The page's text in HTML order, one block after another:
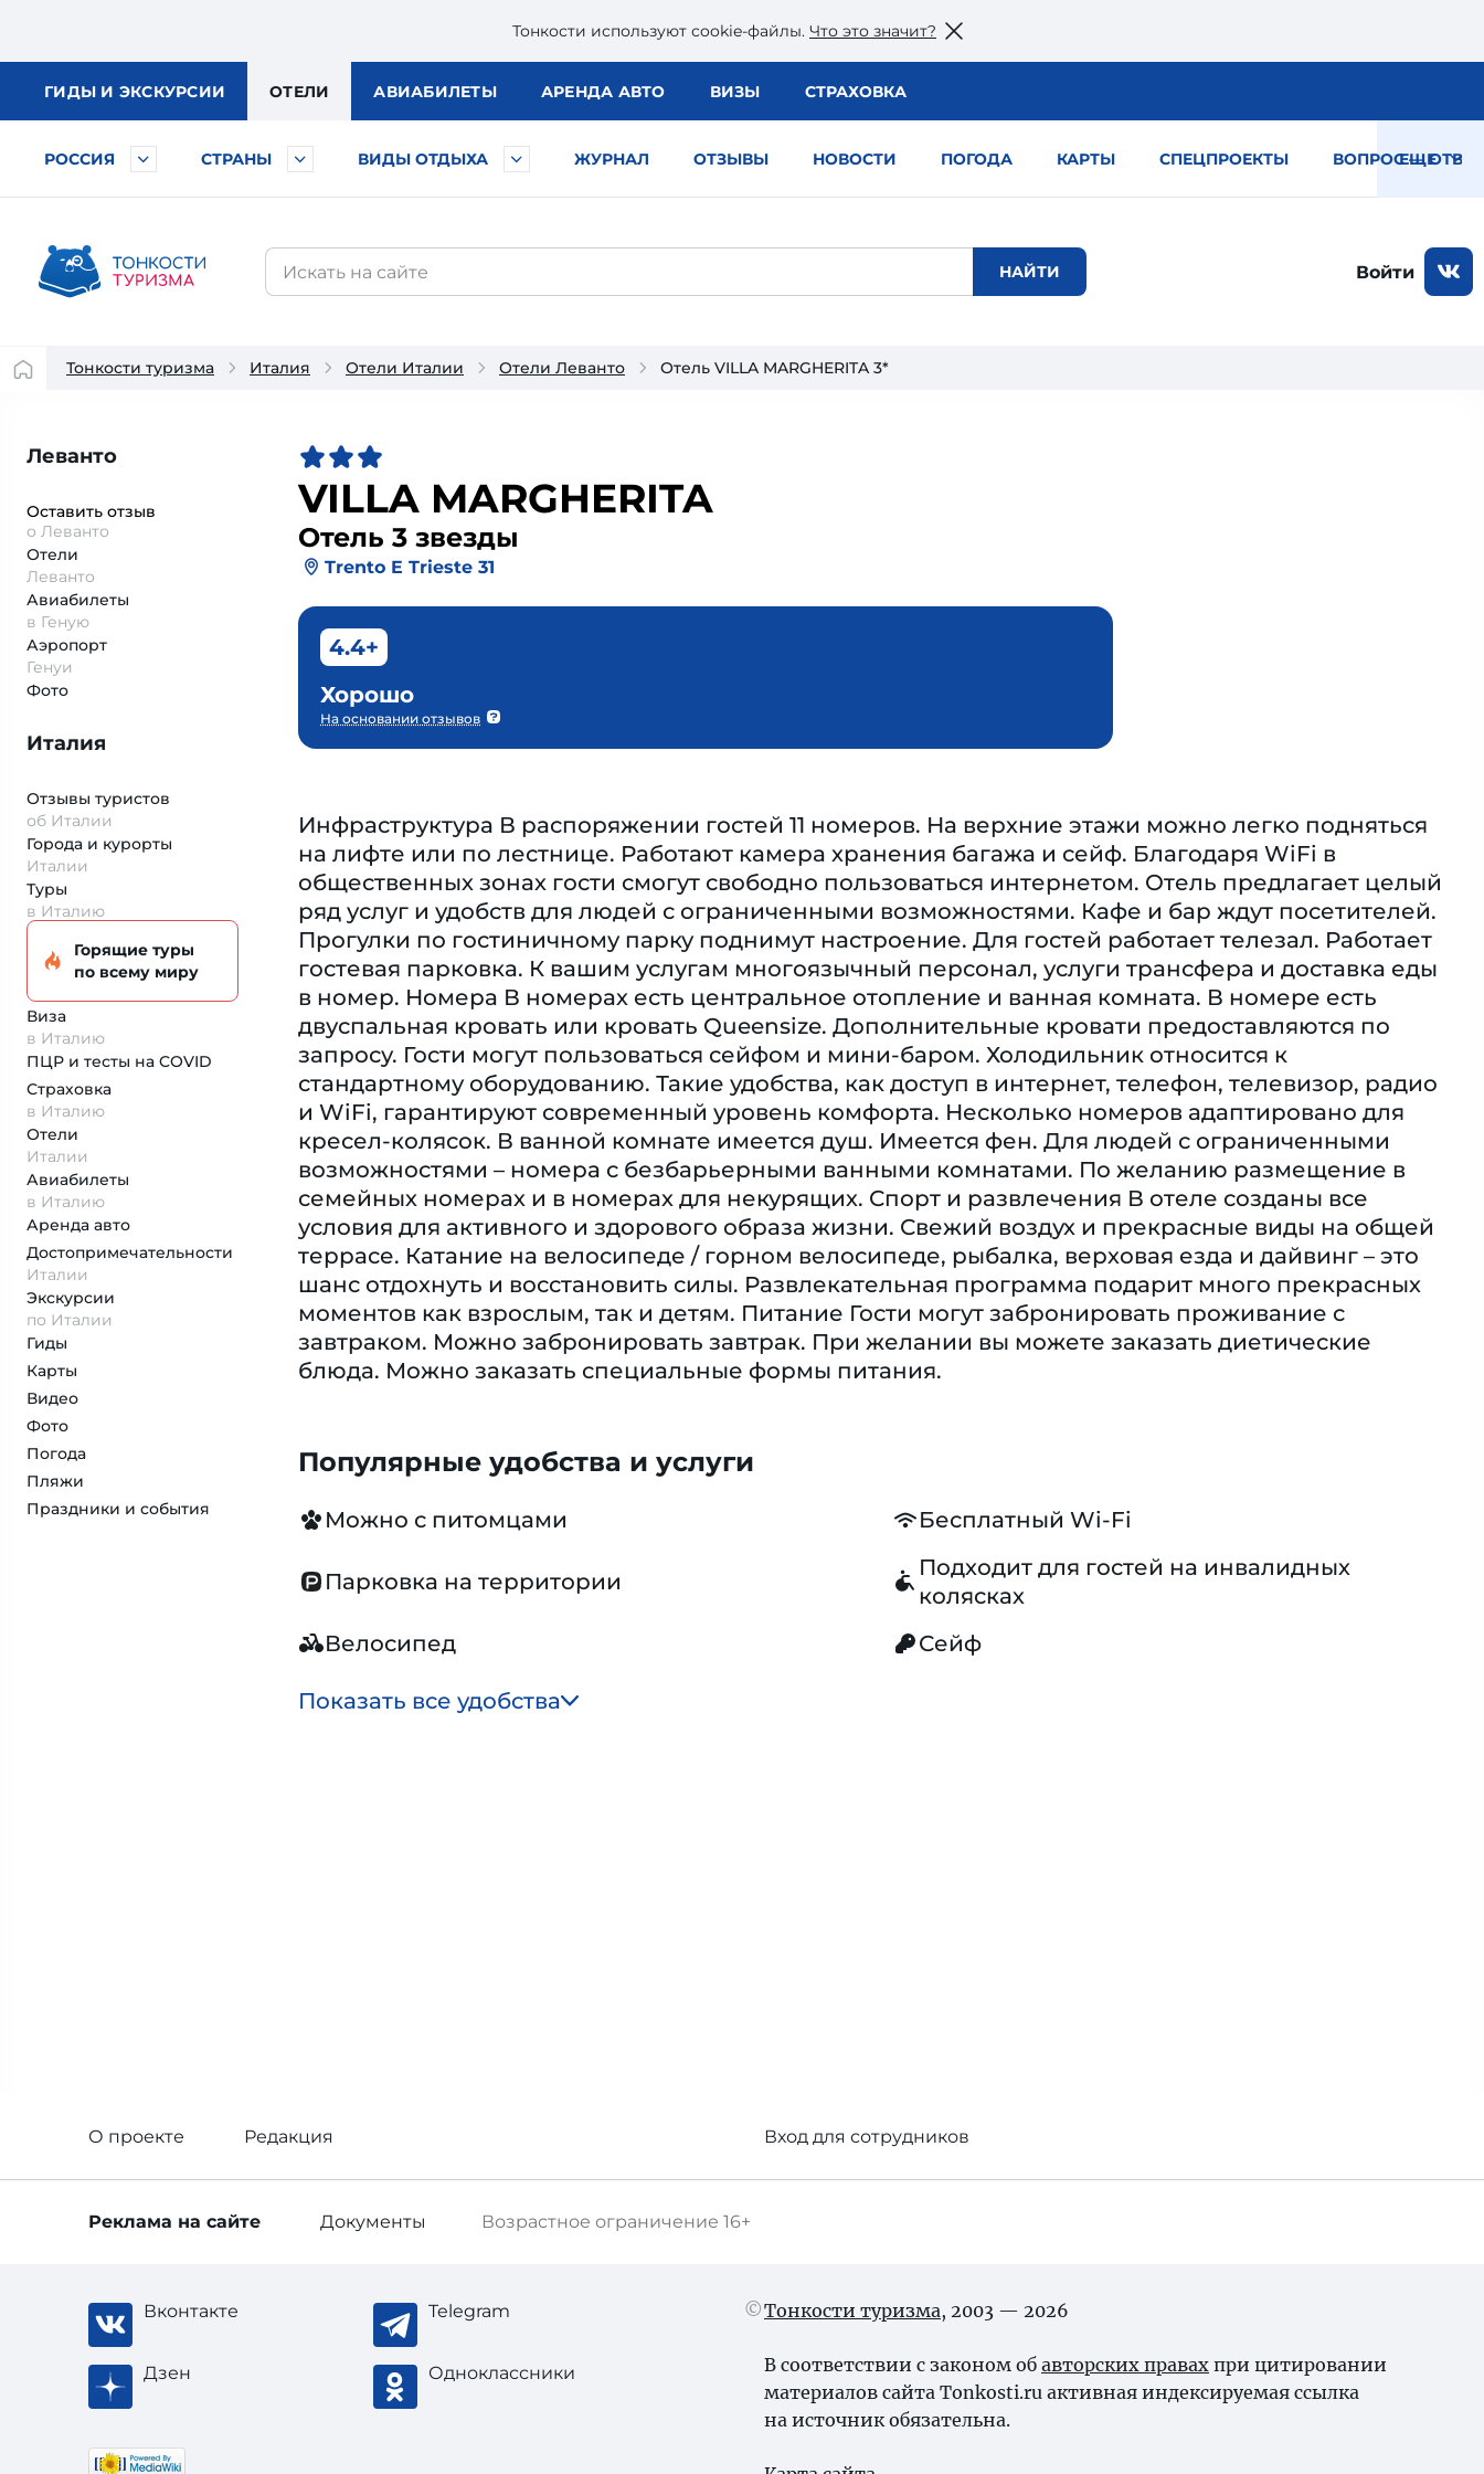
Тонкости используют сookie-файлы. Что это значит?
ГИДЫ И ЭКСКУРСИИ ОТЕЛИ АВИАБИЛЕТЫ АРЕНДА АВТО ВИЗЫ СТРАХОВКА
РОССИЯ СТРАНЫ ВИДЫ ОТДЫХА ЖУРНАЛ ОТЗЫВЫ НОВОСТИ ПОГОДА КАРТЫ СПЕЦПРОЕКТЫ ВОПРОС — ОТВЕТ
ЕЩЕ
Войти
Тонкости туризма Италия Отели Италии Отели Леванто Отель VILLA MARGHERITA 3*
Леванто
Оставить отзыв
о Леванто
Отели
Леванто
Авиабилеты
в Геную
Аэропорт
Генуи
Фото
Италия
Отзывы туристов
об Италии
Города и курорты
Италии
Туры
в Италию
Горящие туры
по всему миру
Виза
в Италию
ПЦР и тесты на COVID
Страховка
в Италию
Отели
Италии
Авиабилеты
в Италию
Аренда авто
Достопримеча­тельности
Италии
Экскурсии
по Италии
Гиды
Карты
Видео
Фото
Погода
Пляжи
Праздники и события
VILLA MARGHERITA
Отель 3 звезды
Trento E Trieste 31
4.4+
Хорошо
На основании отзывов
Инфраструктура В распоряжении гостей 11 номеров. На верхние этажи можно легко подняться
на лифте или по лестнице. Работают камера хранения багажа и сейф. Благодаря WiFi в
общественных зонах гости смогут свободно пользоваться интернетом. Отель предлагает целый
ряд услуг и удобств для людей с ограниченными возможностями. Кафе и бар ждут посетителей.
Прогулки по гостиничному парку поднимут настроение. Для гостей работает телезал. Работает
гостевая парковка. К вашим услугам многоязычный персонал, услуги трансфера и доставка еды
в номер. Номера В номерах есть центральное отопление и ванная комната. В номере есть
двуспальная кровать или кровать Queensize. Дополнительные кровати предоставляются по
запросу. Гости могут пользоваться сейфом и мини-баром. Холодильник относится к
стандартному оборудованию. Такие удобства, как доступ в интернет, телефон, телевизор, радио
и WiFi, гарантируют современный уровень комфорта. Несколько номеров адаптировано для
кресел-колясок. В ванной комнате имеется душ. Имеется фен. Для людей с ограниченными
возможностями – номера с безбарьерными ванными комнатами. По желанию размещение в
семейных номерах и в номерах для некурящих. Спорт и развлечения В отеле созданы все
условия для активного и здорового образа жизни. Свежий воздух и прекрасные виды на общей
террасе. Катание на велосипеде / горном велосипеде, рыбалка, верховая езда и дайвинг – это
шанс отдохнуть и восстановить силы. Развлекательная программа подарит много прекрасных
моментов как взрослым, так и детям. Питание Гости могут забронировать проживание с
завтраком. Можно забронировать завтрак. При желании вы можете заказать диетические
блюда. Можно заказать специальные формы питания.
Популярные удобства и услуги
Можно с питомцами Бесплатный Wi-Fi
Парковка на территории
Подходит для гостей на инвалидных
колясках
Велосипед
Сейф
Показать все удобства
О проекте Редакция Вход для сотрудников
Возрастное ограничение 16+
Реклама на сайте Документы
Вконтакте Telegram
Дзен Одноклассники
Тонкости туризма, 2003 — 2026
В соответствии с законом об авторских правах при цитировании
материалов сайта Tonkosti.ru активная индексируемая ссылка
на источник обязательна.